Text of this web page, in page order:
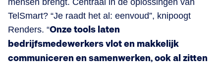
mensen brengt. Centraal in de oplossingen van
TelSmart? “Je raadt het al: eenvoud”, knipoogt
Renders. “Onze tools laten
bedrijfsmedewerkers vlot en makkelijk
communiceren en samenwerken, ook al zitten